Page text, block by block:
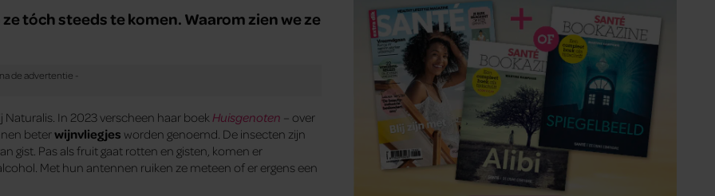
tóch steeds te komen. Waarom zien we ze
In 2023 verscheen haar boek Huisgenoten – over
beterwijnvliegjes worden genoemd. De insecten zijn
gist. Pas als fruit gaat rotten en gisten, komen er
Met hun antennen ruiken ze meteen of er ergens een